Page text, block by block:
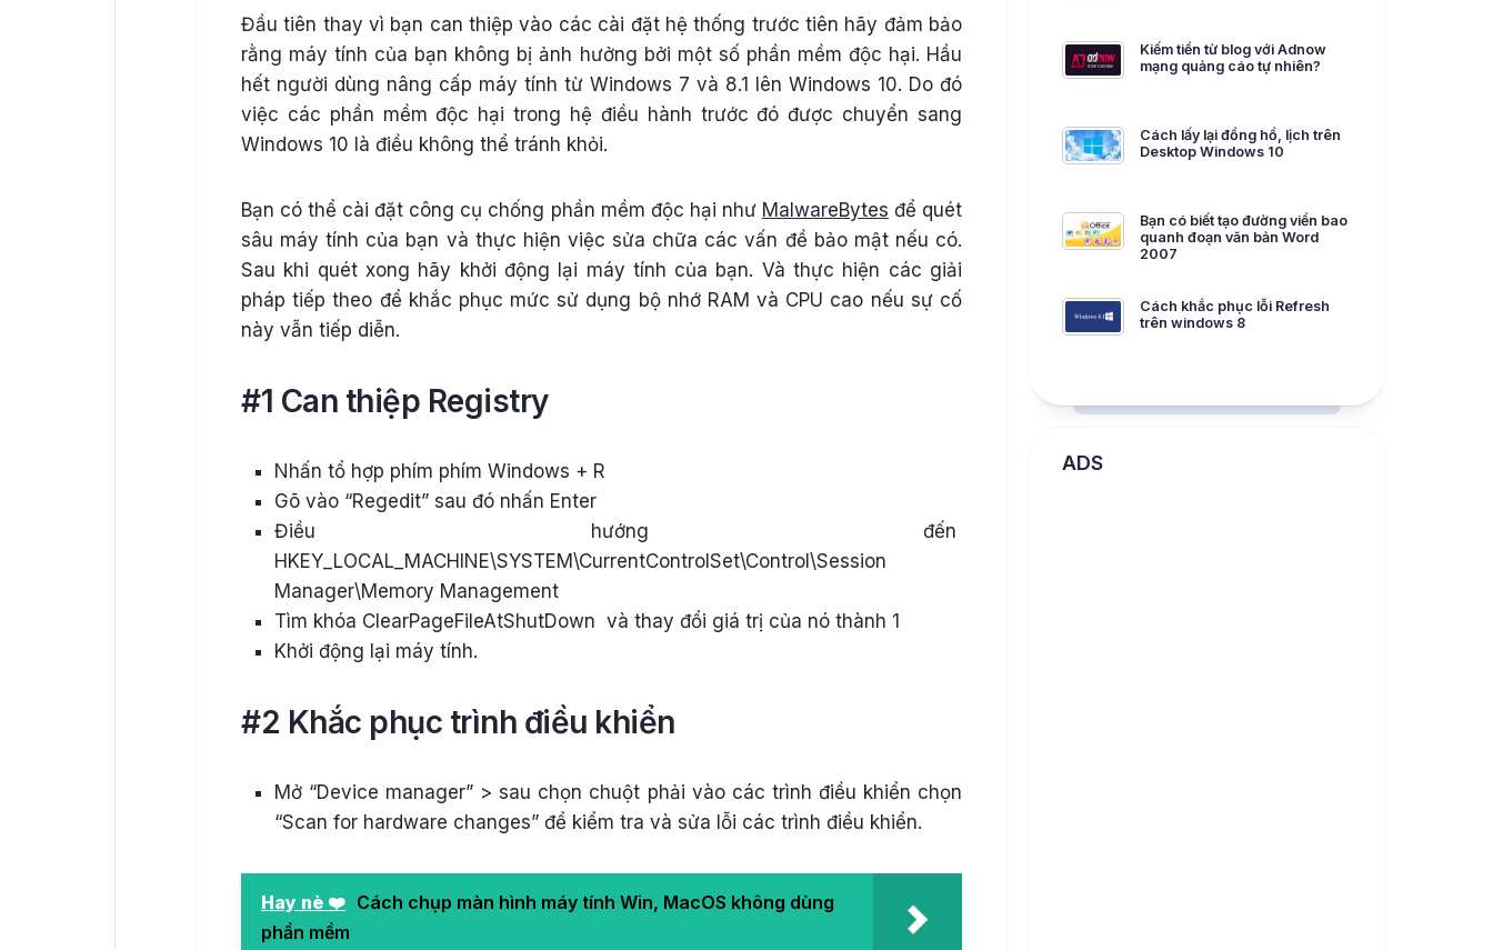
Đầu tiên thay vì bạn can thiệp vào các cài đặt hệ thống trước tiên hãy đảm bảo
rằng máy tính của bạn không bị ảnh hưởng bởi một số phần mềm độc hại. Hầu
hết người dùng nâng cấp máy tính từ Windows 7 và 8.1 lên Windows 10. Do đó
việc các phần mềm độc hại trong hệ điều hành trước đó được chuyển sang
Windows 10 là điều không thể tránh khỏi.
Bạn có thể cài đặt công cụ chống phần mềm độc hại như MalwareBytes để quét
sâu máy tính của bạn và thực hiện việc sửa chữa các vấn đề bảo mật nếu có.
Sau khi quét xong hãy khởi động lại máy tính của bạn. Và thực hiện các giải
pháp tiếp theo để khắc phục mức sử dụng bộ nhớ RAM và CPU cao nếu sự cố
này vẫn tiếp diễn.
#1 Can thiệp Registry
Nhấn tổ hợp phím phím Windows + R
Gõ vào “Regedit” sau đó nhấn Enter
Điều hướng đến
HKEY_LOCAL_MACHINE\SYSTEM\CurrentControlSet\Control\Session
Manager\Memory Management
Tìm khóa ClearPageFileAtShutDown và thay đổi giá trị của nó thành 1
Khởi động lại máy tính.
#2 Khắc phục trình điều khiển
Mở “Device manager” > sau chọn chuột phải vào các trình điều khiển chọn
“Scan for hardware changes” để kiểm tra và sửa lỗi các trình điều khiển.
Hay nè ❤️ Cách chụp màn hình máy tính Win, MacOS không dùng
phần mềm
Kiếm tiền từ blog với Adnow
mạng quảng cáo tự nhiên?
Cách lấy lại đồng hồ, lịch trên
Desktop Windows 10
Bạn có biết tạo đường viền bao
quanh đoạn văn bản Word
2007
Cách khắc phục lỗi Refresh
trên windows 8
ADS